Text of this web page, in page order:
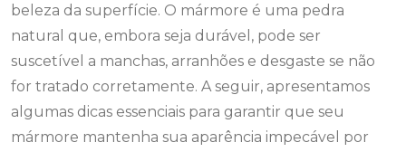
beleza da superfície. O mármore é uma pedra
natural que, embora seja durável, pode ser
suscetível a manchas, arranhões e desgaste se não
for tratado corretamente. A seguir, apresentamos
algumas dicas essenciais para garantir que seu
mármore mantenha sua aparência impecável por